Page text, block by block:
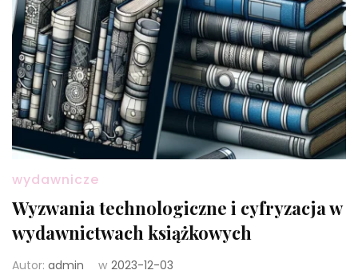
wydawnicze
Wyzwania technologiczne i cyfryzacja w
wydawnictwach książkowych
Autor: admin w 2023-12-03